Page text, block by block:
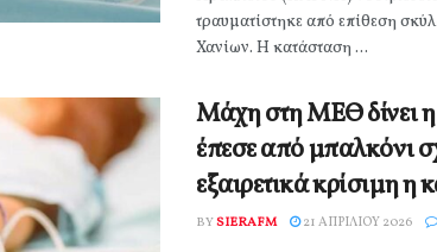
τραυματίστηκε από επίθεση
Χανίων. Η κατάσταση ...
Μάχη στη ΜΕΘ δίνει
έπεσε από μπαλκόνι
εξαιρετικά κρίσιμη η
BYSIERAFM 21 ΑΠΡΙΛΊΟΥ 2026